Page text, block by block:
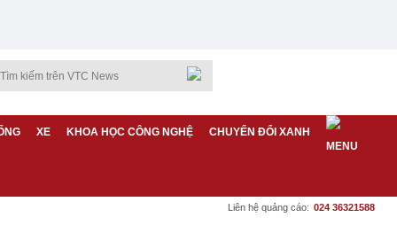
XE KHOA HỌC CÔNG NGHỆ CHUYỂN ĐỔI XANH
Liên hệ quảng cáo: 024 36321588